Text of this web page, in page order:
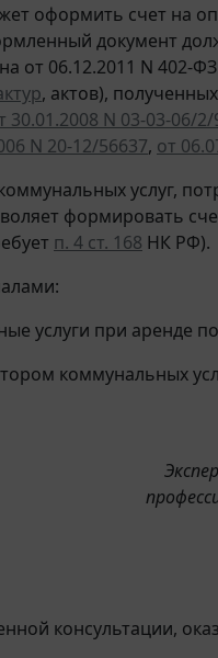
оформить счет на
документ
от 06.12.2011 N 402-
, актов),
30.01.2008 N 03-03-06/2/
N 20-12/56637, от
услуг,
формировать
п. 4 ст. 168 НК РФ).
услуги при аренде
коммунальных
консультации,